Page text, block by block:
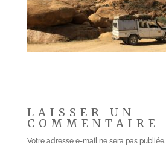
LAISSER UN
COMMENTAIRE
Votre adresse e-mail ne sera pas publiée.